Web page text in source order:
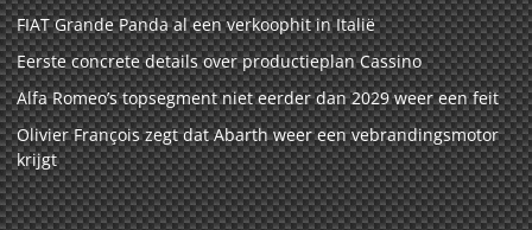
FIAT Grande Panda al een verkoophit in Italië
Eerste concrete details over productieplan Cassino
Alfa Romeo’s topsegment niet eerder dan 2029 weer een feit
Olivier François zegt dat Abarth weer een vebrandingsmotor
krijgt